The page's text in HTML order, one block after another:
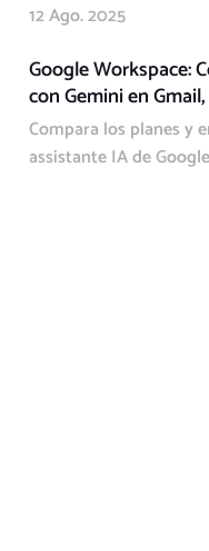
12 Ago. 2025
Google Workspace:
con Gemini en
Compara los planes y
assistante IA de Google